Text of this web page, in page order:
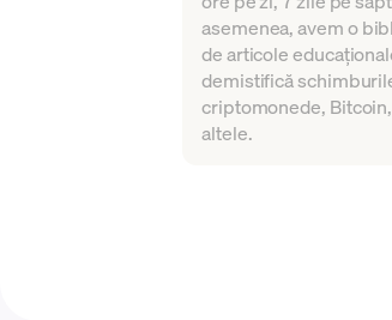
asemenea, avem o
de articole
demistifică
criptomonede,
altele.